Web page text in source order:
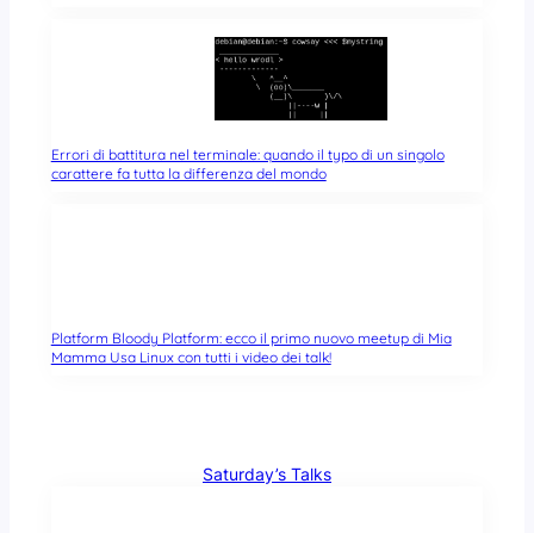
Errori di battitura nel terminale: quando il typo di un singolo
carattere fa tutta la differenza del mondo
Platform Bloody Platform: ecco il primo nuovo meetup di Mia
Mamma Usa Linux con tutti i video dei talk!
Saturday’s Talks